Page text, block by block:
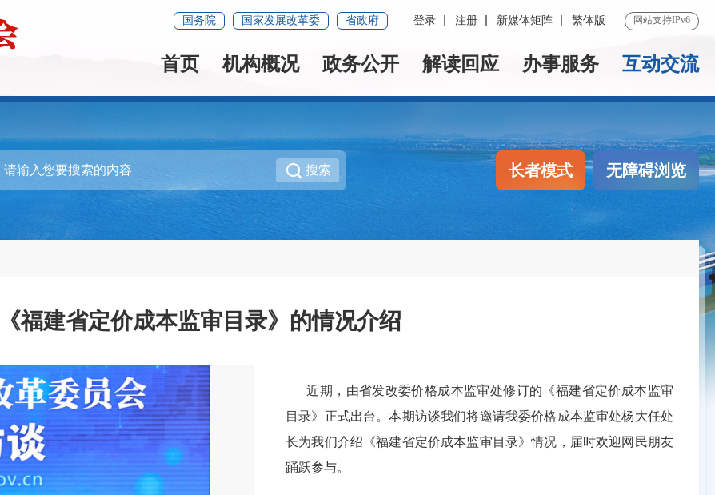
国务院 国家发展改革委 省政府 登录 注册 新媒体矩阵 繁体版 网站支持IPv6
首页 机构概况 政务公开 解读回应 办事服务 互动交流
搜索 长者模式 无障碍浏览
福建省定价成本监审目录》的情况介绍
近期，由省发改委价格成本监审处修订的《福建省定价成本监审
目录》正式出台。本期访谈我们将邀请我委价格成本监审处杨大任处
长为我们介绍《福建省定价成本监审目录》情况，届时欢迎网民朋友
踊跃参与。